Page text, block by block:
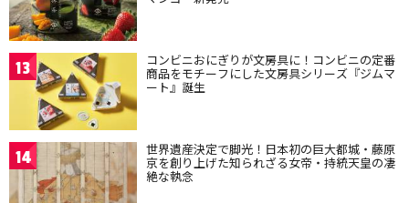
13 コンビニおにぎりが文房具に！コンビニの定番
商品をモチーフにした文房具シリーズ『ジムマ
ート』誕生
14 世界遺産決定で脚光！日本初の巨大都城・藤原
京を創り上げた知られざる女帝・持統天皇の凄
絶な執念